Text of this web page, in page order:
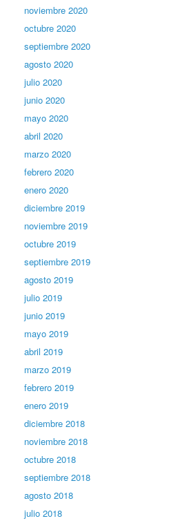
noviembre 2020
octubre 2020
septiembre 2020
agosto 2020
julio 2020
junio 2020
mayo 2020
abril 2020
marzo 2020
febrero 2020
enero 2020
diciembre 2019
noviembre 2019
octubre 2019
septiembre 2019
agosto 2019
julio 2019
junio 2019
mayo 2019
abril 2019
marzo 2019
febrero 2019
enero 2019
diciembre 2018
noviembre 2018
octubre 2018
septiembre 2018
agosto 2018
julio 2018